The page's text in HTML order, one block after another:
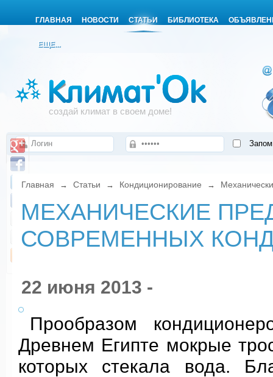
ГЛАВНАЯ НОВОСТИ СТАТЬИ БИБЛИОТЕКА
ЕЩЕ...
создай климат в своем доме!
Главная → Статьи → Кондиционирование →
МЕХАНИЧЕСКИЕ
СОВРЕМЕННЫХ
22 июня 2013 -
Прообразом
Древнем Египте мокрые
которых стекала вода.